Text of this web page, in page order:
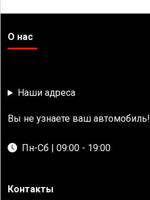
О нас
Наши адреса
Вы не узнаете ваш автомобиль!
Пн-Сб | 09:00 - 19:00
Контакты